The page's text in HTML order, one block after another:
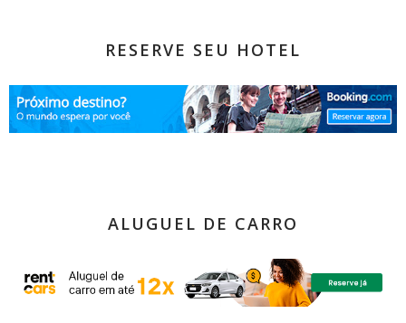
RESERVE SEU HOTEL
ALUGUEL DE CARRO